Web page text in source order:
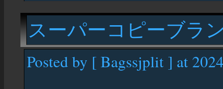
スーパーコピーブラ
Posted by [ Bagssjplit ] at